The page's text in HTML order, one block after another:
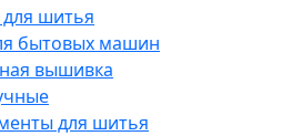
для шитья
бытовых машин
вышивка
для шитья